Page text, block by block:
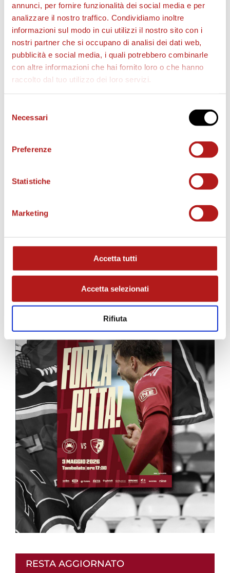
annunci, per fornire funzionalità dei social media e per
analizzare il nostro traffico. Condividiamo inoltre
informazioni sul modo in cui utilizzi il nostro sito con i
nostri partner che si occupano di analisi dei dati web,
pubblicità e social media, i quali potrebbero combinarle
con altre informazioni che hai fornito loro o che hanno
raccolto dal tuo utilizzo dei loro servizi.
delNecessari
Preferenze
Statistiche
Marketing
Accetta tutti
Accetta selezionati
Rifiuta
AS CITTADELLA STORE
MATCH PROGRAM
RESTA AGGIORNATO